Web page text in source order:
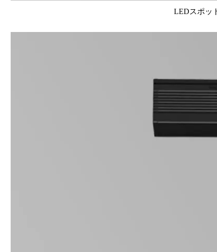
LEDスポッ